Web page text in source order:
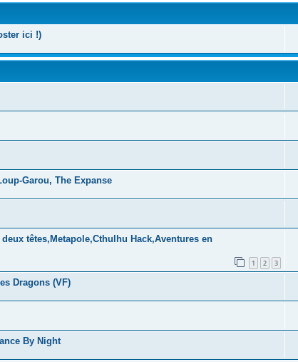
ici !)
Garou, The Expanse
têtes,Metapole,Cthulhu Hack,Aventures en
1 2 3
Dragons (VF)
By Night